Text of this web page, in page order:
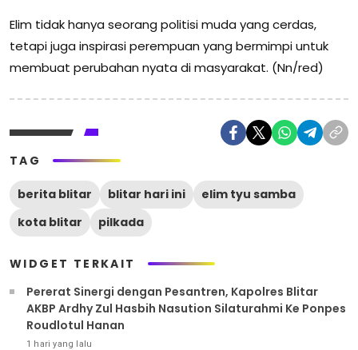
Elim tidak hanya seorang politisi muda yang cerdas,
tetapi juga inspirasi perempuan yang bermimpi untuk
membuat perubahan nyata di masyarakat. (Nn/red)
TAG
berita blitar blitar hari ini
elim tyu samba
kota blitar
pilkada
WIDGET TERKAIT
Pererat Sinergi dengan Pesantren, Kapolres Blitar
AKBP Ardhy Zul Hasbih Nasution Silaturahmi Ke Ponpes
Roudlotul Hanan
1 hari yang lalu